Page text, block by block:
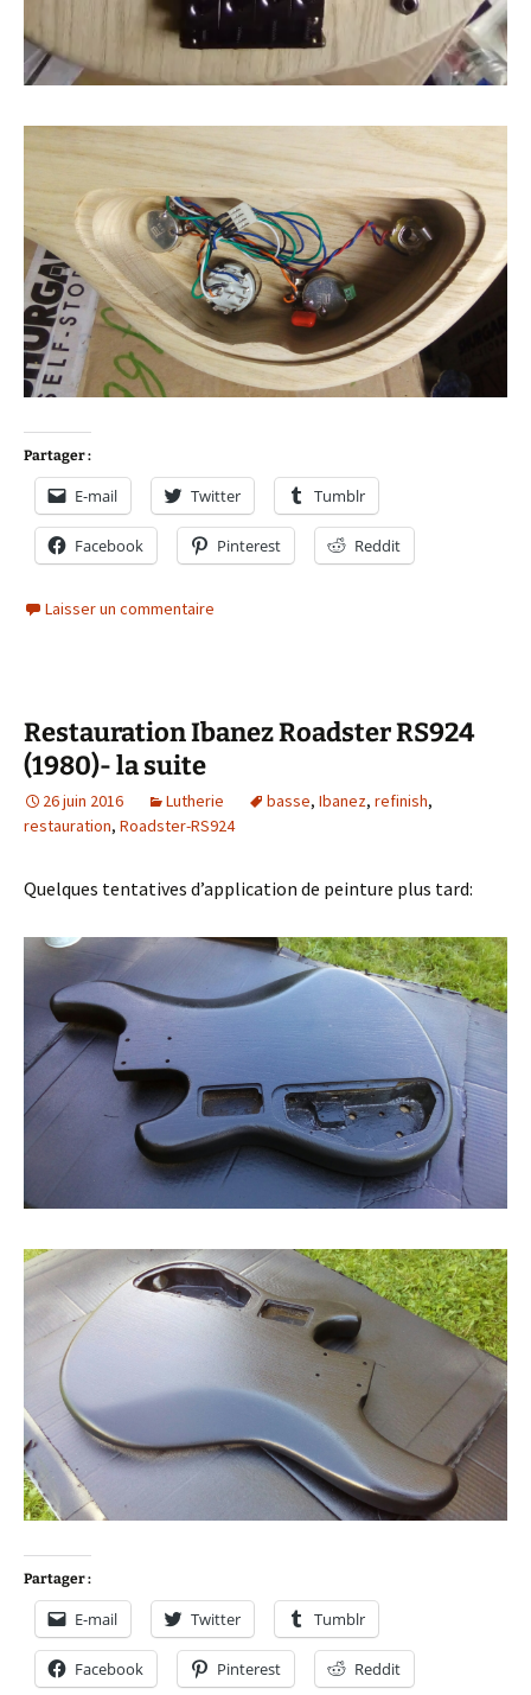
Partager :
E-mail Twitter Tumblr
Facebook Pinterest Reddit
Laisser un commentaire
Restauration Ibanez Roadster RS924
(1980)- la suite
26 juin 2016 Lutherie basse, Ibanez, refinish,
restauration, Roadster-RS924
Quelques tentatives d’application de peinture plus tard:
Partager :
E-mail Twitter Tumblr
Facebook Pinterest Reddit